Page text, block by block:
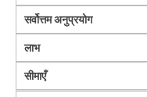
सर्वोत्तम अनुप्रयोग
लाभ
सीमाएँ